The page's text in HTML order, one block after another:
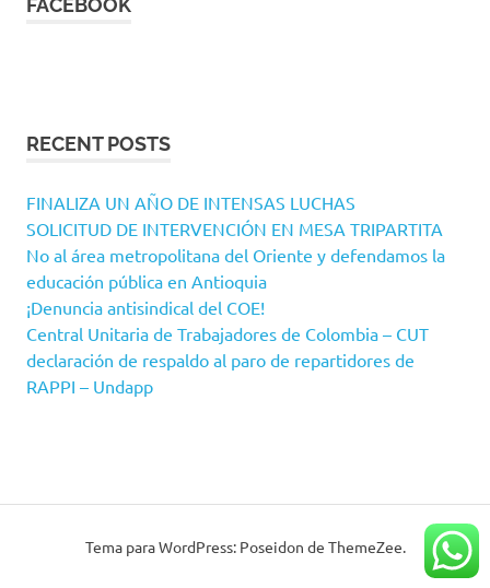
FACEBOOK
RECENT POSTS
FINALIZA UN AÑO DE INTENSAS LUCHAS
SOLICITUD DE INTERVENCIÓN EN MESA TRIPARTITA
No al área metropolitana del Oriente y defendamos la
educación pública en Antioquia
¡Denuncia antisindical del COE!
Central Unitaria de Trabajadores de Colombia – CUT
declaración de respaldo al paro de repartidores de
RAPPI – Undapp
Tema para WordPress: Poseidon de ThemeZee.